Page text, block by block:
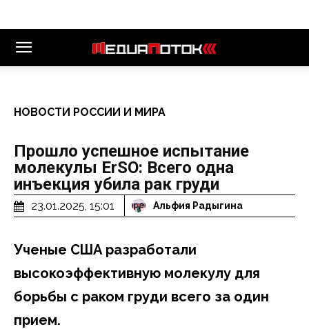
НОВОСТИ РОССИИ И МИРА
Прошло успешное испытание
молекулы ErSO: Всего одна
инъекция убила рак груди
23.01.2025, 15:01 Альфия Радыгина
Ученые США разработали
высокоэффективную молекулу для
борьбы с раком груди всего за один
прием.